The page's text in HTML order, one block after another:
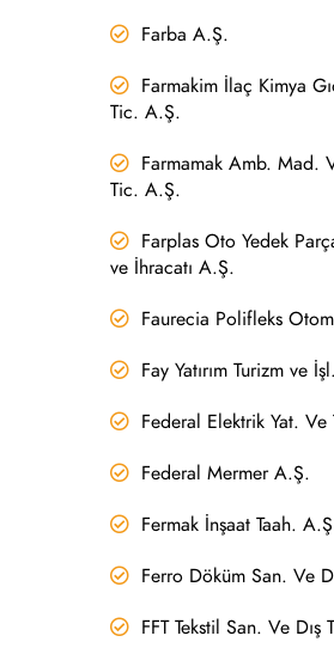
Farba A.Ş.
Farmakim İlaç Kimya
Tic. A.Ş.
Farmamak Amb. Mad.
Tic. A.Ş.
Farplas Oto Yedek
ve İhracatı A.Ş.
Faurecia Polifleks
Fay Yatırım Turizm ve
Federal Elektrik Yat.
Federal Mermer A.Ş.
Fermak İnşaat Taah.
Ferro Döküm San. Ve
FFT Tekstil San. Ve